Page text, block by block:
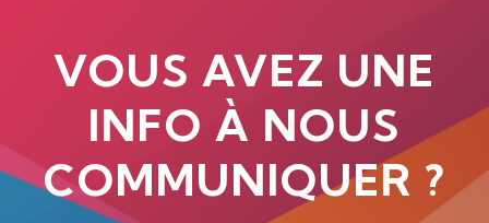
VOUS AVEZ UNE
INFO À NOUS
COMMUNIQUER ?